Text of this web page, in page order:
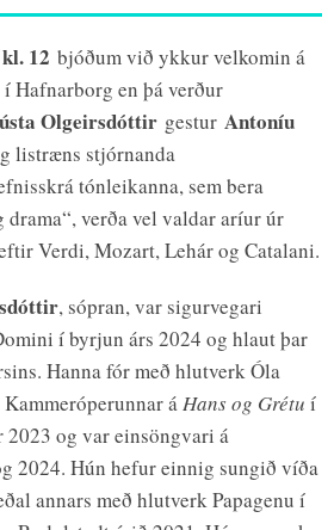
12 bjóðum við ykkur velkomin á
Hafnarborg en þá verður
Olgeirsdóttir gestur Antoníu
listræns stjórnanda
tónleikanna, sem bera
verða vel valdar aríur úr
Verdi, Mozart, Lehár og Catalani.
, sópran, var sigurvegari
í byrjun árs 2024 og hlaut þar
Hanna fór með hlutverk Óla
áHans og Grétu í
og var einsöngvari á
2024. Hún hefur einnig sungið víða
annars með hlutverk Papagenu í